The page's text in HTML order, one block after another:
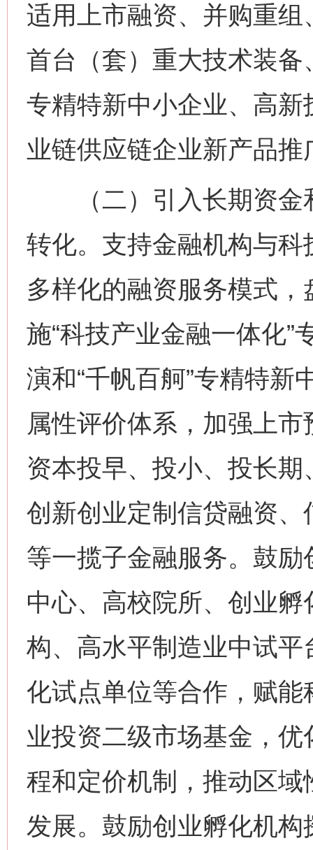
适用上市融资、并购重组
首台（套）重大技术装
专精特新中小企业、高
业链供应链企业新产品
（二）引入长期资金
转化。支持金融机构与
多样化的融资服务模式
施“科技产业金融一体化”
演和“千帆百舸”专精特新
属性评价体系，加强上
资本投早、投小、投长
创新创业定制信贷融资
等一揽子金融服务。鼓
中心、高校院所、创业
构、高水平制造业中试
化试点单位等合作，赋
业投资二级市场基金，
程和定价机制，推动区
发展。鼓励创业孵化机